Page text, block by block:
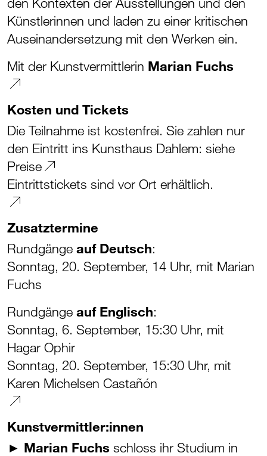
Künstlerinnen und laden zu einer kritischen
Auseinandersetzung mit den Werken ein.
Mit der Kunstvermittlerin Marian Fuchs
Kosten und Tickets
Die Teilnahme ist kostenfrei. Sie zahlen nur
den Eintritt ins Kunsthaus Dahlem: siehe
Preise
Eintrittstickets sind vor Ort erhältlich.
Zusatztermine
Rundgänge auf Deutsch:
Sonntag, 20. September, 14 Uhr, mit Marian
Fuchs
Rundgänge auf Englisch:
Sonntag, 6. September, 15:30 Uhr, mit
Hagar Ophir
Sonntag, 20. September, 15:30 Uhr, mit
Karen Michelsen Castañón
Kunstvermittler:innen
► Marian Fuchs schloss ihr Studium in